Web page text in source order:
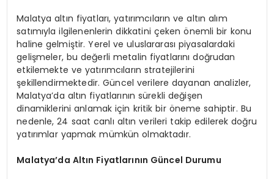
Malatya altın fiyatları, yatırımcıların ve altın alım
satımıyla ilgilenenlerin dikkatini çeken önemli bir konu
haline gelmiştir. Yerel ve uluslararası piyasalardaki
gelişmeler, bu değerli metalin fiyatlarını doğrudan
etkilemekte ve yatırımcıların stratejilerini
şekillendirmektedir. Güncel verilere dayanan analizler,
Malatya’da altın fiyatlarının sürekli değişen
dinamiklerini anlamak için kritik bir öneme sahiptir. Bu
nedenle, 24 saat canlı altın verileri takip edilerek doğru
yatırımlar yapmak mümkün olmaktadır.
Malatya’da Altın Fiyatlarının Güncel Durumu